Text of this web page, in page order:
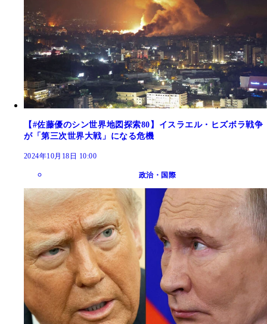
【#佐藤優のシン世界地図探索80】イスラエル・ヒズボラ戦争
が「第三次世界大戦」になる危機
2024年10月18日 10:00
政治・国際